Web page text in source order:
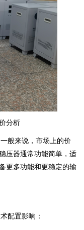
分析‌
般来说，市场上的价
压器通常功能简单，适
更多功能和更稳定的输
配置影响：